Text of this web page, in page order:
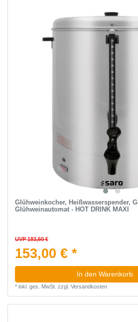
Glühweinkocher, Heißwasserspender,
Glühweinautomat - HOT DRINK MAXI
UVP 183,60 €
153,00 € *
In den Warenkorb
* inkl. ges. MwSt. zzgl. Versandkosten